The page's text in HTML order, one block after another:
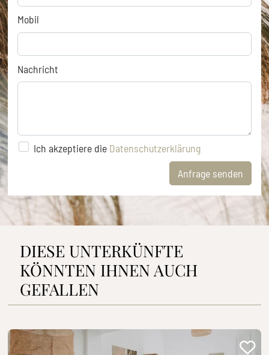
Mobil
Nachricht
Ich akzeptiere die Datenschutzerklärung
Anfrage senden
DIESE UNTERKÜNFTE
KÖNNTEN IHNEN AUCH
GEFALLEN